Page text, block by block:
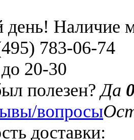
Наличие
783-06-74
20-30
полезен?Да
вопросы
доставки: